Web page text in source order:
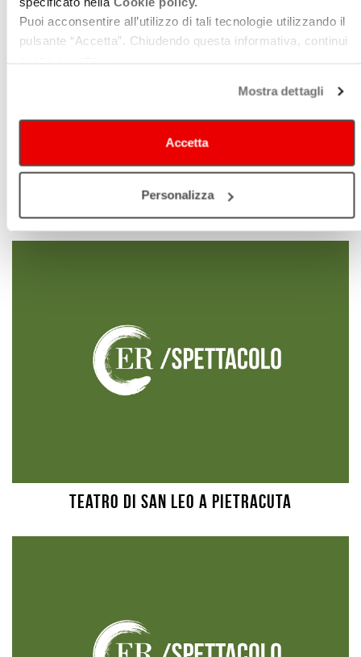
Puoi acconsentire all’utilizzo di tali tecnologie utilizzando il
pulsante “Accetta”. Chiudendo questa informativa, continui
Mostra dettagli
Accetta
Personalizza
Teatro
Teatro di San Leo a Pietracuta